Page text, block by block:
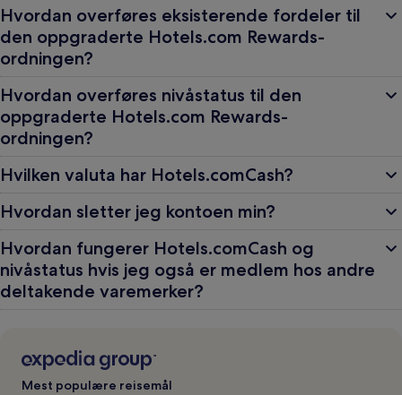
Hvordan overføres eksisterende fordeler til
den oppgraderte Hotels.com Rewards-
ordningen?
Hvordan overføres nivåstatus til den
oppgraderte Hotels.com Rewards-
ordningen?
Hvilken valuta har Hotels.comCash?
Hvordan sletter jeg kontoen min?
Hvordan fungerer Hotels.comCash og
nivåstatus hvis jeg også er medlem hos andre
deltakende varemerker?
Mest populære reisemål